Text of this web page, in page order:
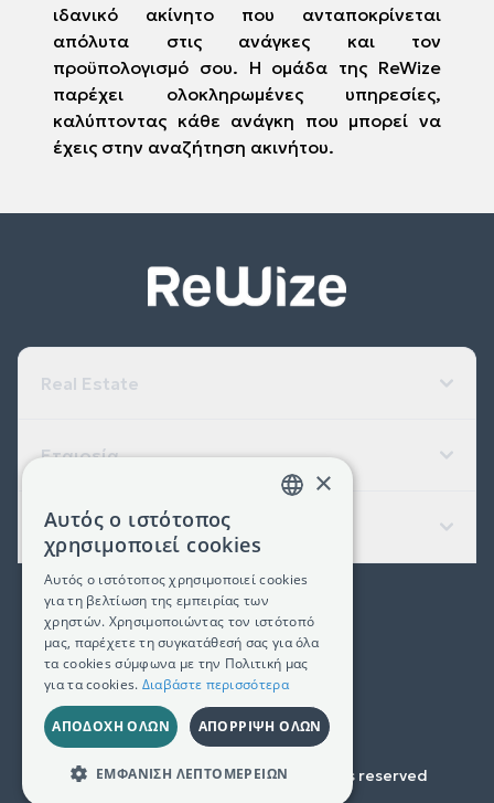
ιδανικό ακίνητο που ανταποκρίνεται
απόλυτα στις ανάγκες και τον
προϋπολογισμό σου. Η ομάδα της ReWize
παρέχει ολοκληρωμένες υπηρεσίες,
καλύπτοντας κάθε ανάγκη που μπορεί να
έχεις στην αναζήτηση ακινήτου.
Real Estate
Εταιρεία
Χρήσιμοι Σύνδεσμοι
(+30) 2311 24.15.60
FacebookInstagram
Γ.Ε.ΜΗ. 181367406000
Copyright © 2023-2026All rights reserved
×
Αυτός ο ιστότοπος
χρησιμοποιεί cookies
Αυτός ο ιστότοπος χρησιμοποιεί cookies
για τη βελτίωση της εμπειρίας των
χρηστών. Χρησιμοποιώντας τον ιστότοπό
μας, παρέχετε τη συγκατάθεσή σας για όλα
τα cookies σύμφωνα με την Πολιτική μας
για τα cookies. Διαβάστε περισσότερα
ΑΠΟΔΟΧΉ ΌΛΩΝ ΑΠΌΡΡΙΨΗ ΌΛΩΝ
ΕΜΦΆΝΙΣΗ ΛΕΠΤΟΜΕΡΕΙΏΝ